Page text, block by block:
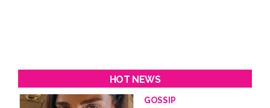
HOT NEWS
GOSSIP